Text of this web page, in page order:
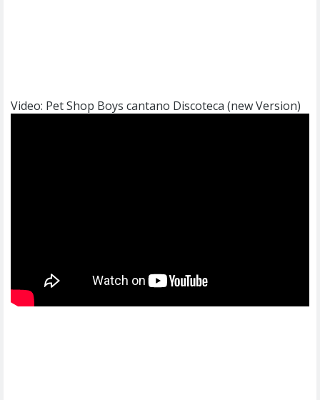
Video: Pet Shop Boys cantano Discoteca (new Version)